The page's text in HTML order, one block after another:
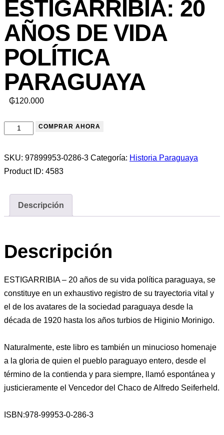
ESTIGARRIBIA: 20
AÑOS DE VIDA
POLÍTICA
PARAGUAYA
₲120.000
ESTIGARRIBIA:
AÑOS
DE
POLÍTICA
PARAGUAYA
COMPRAR AHORA
SKU: 97899953-0286-3 Categoría: Historia Paraguaya
Product ID: 4583
Descripción
Descripción
ESTIGARRIBIA – 20 años de su vida política paraguaya, se
constituye en un exhaustivo registro de su trayectoria vital y
el de los avatares de la sociedad paraguaya desde la
década de 1920 hasta los años turbios de Higinio Morinigo.
Naturalmente, este libro es también un minucioso homenaje
a la gloria de quien el pueblo paraguayo entero, desde el
término de la contienda y para siempre, llamó espontánea y
justicieramente el Vencedor del Chaco de Alfredo Seiferheld.
ISBN:978-99953-0-286-3